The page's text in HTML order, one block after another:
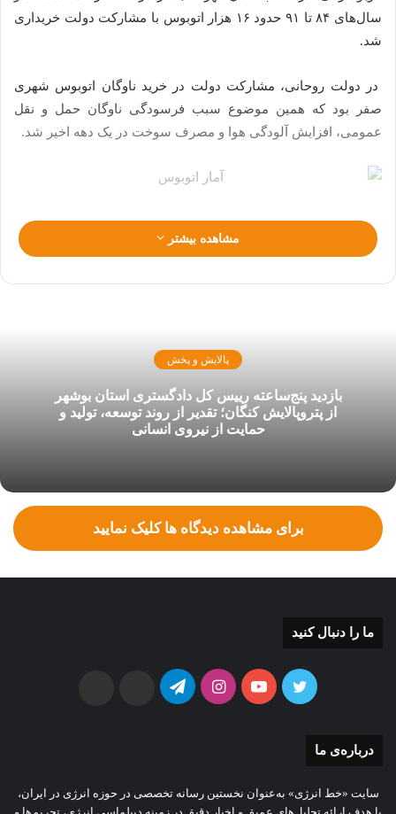
سال‌های ۸۴ تا ۹۱ حدود ۱۶ هزار اتوبوس با مشارکت دولت خریداری
شد.
در دولت روحانی، مشارکت دولت در خرید ناوگان اتوبوس شهری
صفر بود که همین موضوع سبب فرسودگی ناوگان حمل و نقل
عمومی، افزایش آلودگی هوا و مصرف سوخت در یک دهه اخیر شد.
مشاهده بیشتر
پالایش و پخش
بازدید پنج‌ساعته رییس کل دادگستری استان بوشهر
از پتروپالایش کنگان؛ تقدیر از روند توسعه، تولید و
حمایت از نیروی انسانی
برای مشاهده دیدگاه ها کلیک نمایید
ما را دنبال کنید
توییتر یوتیوباینستاگرامتلگرام
درباره‌ی ما
سایت «خط انرژی» به‌عنوان نخستین رسانه تخصصی در حوزه انرژی در ایران،